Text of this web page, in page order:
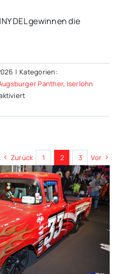
DEL gewinnen die
| Kategorien:
Panther, Iserlohn
für
Roosters
Augsburg
4:2
Zurück 1 2 3 Vor